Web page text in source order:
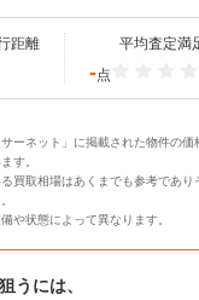
距離 平均査定満
-点
ーネット」に掲載された物件の価
す。
買取相場はあくまでも参考であり
や状態によって異なります。
うには、